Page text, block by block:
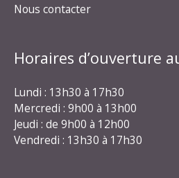
Nous contacter
Horaires d’ouverture
Lundi : 13h30 à 17h30
Mercredi : 9h00 à 13h00
Jeudi : de 9h00 à 12h00
Vendredi : 13h30 à 17h30